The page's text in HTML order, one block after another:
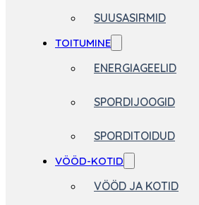
SUUSASIRMID
TOITUMINE
ENERGIAGEELID
SPORDIJOOGID
SPORDITOIDUD
VÖÖD-KOTID
VÖÖD JA KOTID